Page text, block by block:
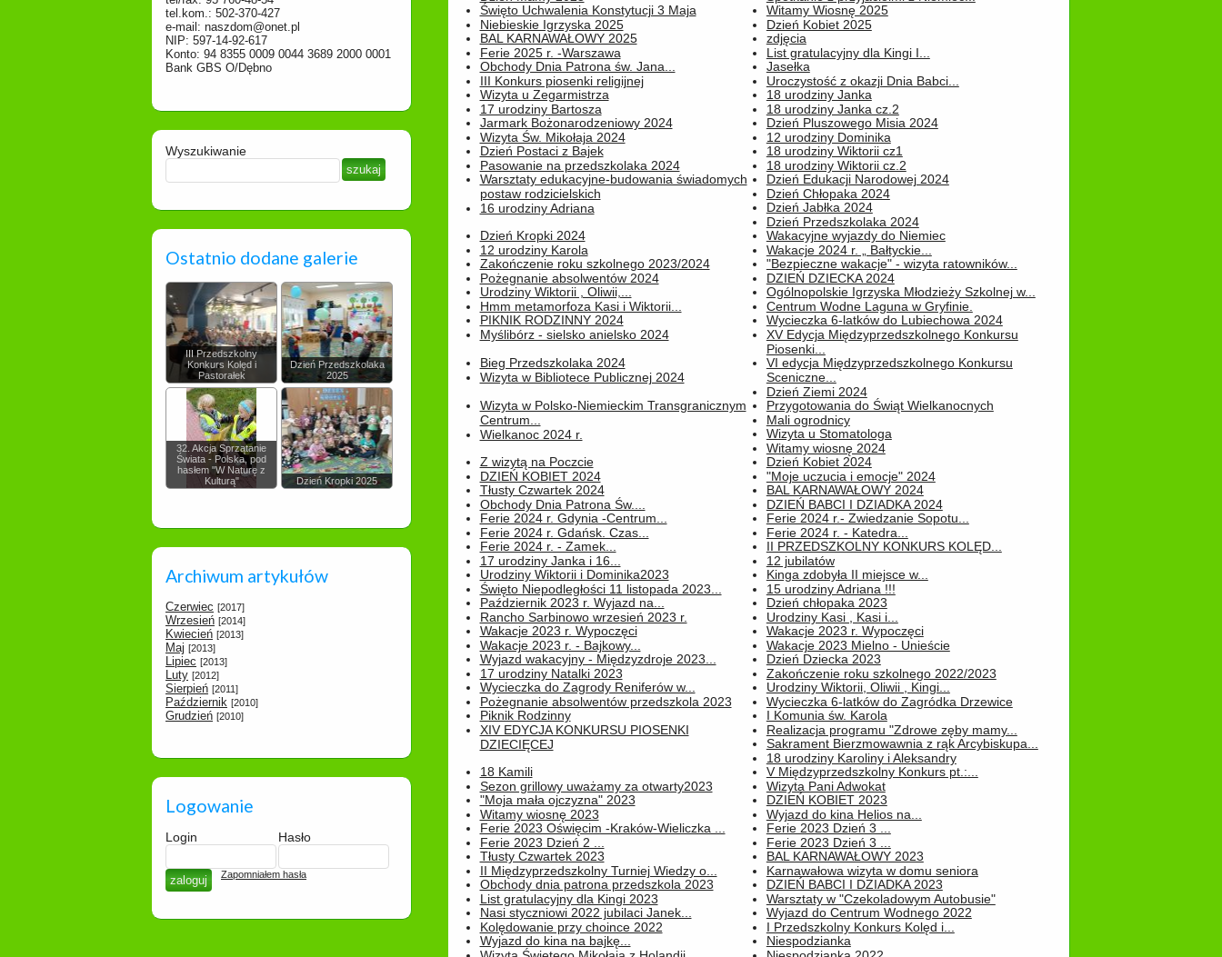
tel.kom.: 502-370-427
e-mail: naszdom@onet.pl
NIP: 597-14-92-617
Konto: 94 8355 0009 0044 3689 2000 0001
Bank GBS O/Dębno
Wyszukiwanie
Ostatnio dodane galerie
III Przedszkolny
Konkurs Kolęd i
Pastorałek
Dzień Przedszkolaka
2025
32. Akcja Sprzątanie
Świata - Polska, pod
hasłem "W Naturę z
Kulturą"
Dzień Kropki 2025
Archiwum artykułów
Czerwiec [2017]
Wrzesień [2014]
Kwiecień [2013]
Maj [2013]
Lipiec [2013]
Luty [2012]
Sierpień [2011]
Październik [2010]
Grudzień [2010]
Logowanie
Login Hasło
Zapomniałem hasła
Święto Uchwalenia Konstytucji 3 Maja
Niebieskie Igrzyska 2025
Witamy Wiosnę 2025
Dzień Kobiet 2025
BAL KARNAWAŁOWY 2025
Ferie 2025 r. -Warszawa
zdjęcia
List gratulacyjny dla Kingi I...
Obchody Dnia Patrona św. Jana...
III Konkurs piosenki religijnej
Jasełka
Uroczystość z okazji Dnia Babci...
Wizyta u Zegarmistrza
17 urodziny Bartosza
18 urodziny Janka
18 urodziny Janka cz.2
Jarmark Bożonarodzeniowy 2024
Wizyta Św. Mikołaja 2024
Dzień Pluszowego Misia 2024
12 urodziny Dominika
Dzień Postaci z Bajek
Pasowanie na przedszkolaka 2024
18 urodziny Wiktorii cz1
18 urodziny Wiktorii cz.2
Warsztaty edukacyjne-budowania świadomych
postaw rodzicielskich
16 urodziny Adriana
Dzień Edukacji Narodowej 2024
Dzień Chłopaka 2024
Dzień Jabłka 2024
Dzień Przedszkolaka 2024
Dzień Kropki 2024
12 urodziny Karola
Wakacyjne wyjazdy do Niemiec
Wakacje 2024 r. „ Bałtyckie...
Zakończenie roku szkolnego 2023/2024
Pożegnanie absolwentów 2024
"Bezpieczne wakacje" - wizyta ratowników...
DZIEŃ DZIECKA 2024
Urodziny Wiktorii , Oliwii,...
Hmm metamorfoza Kasi i Wiktorii...
Ogólnopolskie Igrzyska Młodzieży Szkolnej w...
Centrum Wodne Laguna w Gryfinie.
PIKNIK RODZINNY 2024
Myślibórz - sielsko anielsko 2024
Wycieczka 6-latków do Lubiechowa 2024
XV Edycja Międzyprzedszkolnego Konkursu
Piosenki...
Bieg Przedszkolaka 2024
Wizyta w Bibliotece Publicznej 2024
VI edycja Międzyprzedszkolnego Konkursu
Sceniczne...
Dzień Ziemi 2024
Wizyta w Polsko-Niemieckim Transgranicznym
Centrum...
Wielkanoc 2024 r.
Przygotowania do Świąt Wielkanocnych
Mali ogrodnicy
Wizyta u Stomatologa
Witamy wiosnę 2024
Z wizytą na Poczcie
DZIEŃ KOBIET 2024
Dzień Kobiet 2024
"Moje uczucia i emocje" 2024
Tłusty Czwartek 2024
Obchody Dnia Patrona Św....
BAL KARNAWAŁOWY 2024
DZIEŃ BABCI I DZIADKA 2024
Ferie 2024 r. Gdynia -Centrum...
Ferie 2024 r. Gdańsk. Czas...
Ferie 2024 r.- Zwiedzanie Sopotu...
Ferie 2024 r. - Katedra...
Ferie 2024 r. - Zamek...
17 urodziny Janka i 16...
II PRZEDSZKOLNY KONKURS KOLĘD...
12 jubilatów
Urodziny Wiktorii i Dominika2023
Święto Niepodległości 11 listopada 2023...
Kinga zdobyła II miejsce w...
15 urodziny Adriana !!!
Październik 2023 r. Wyjazd na...
Rancho Sarbinowo wrzesień 2023 r.
Dzień chłopaka 2023
Urodziny Kasi , Kasi i...
Wakacje 2023 r. Wypoczęci
Wakacje 2023 r. - Bajkowy...
Wakacje 2023 r. Wypoczęci
Wakacje 2023 Mielno - Unieście
Wyjazd wakacyjny - Międzyzdroje 2023...
17 urodziny Natalki 2023
Dzień Dziecka 2023
Zakończenie roku szkolnego 2022/2023
Wycieczka do Zagrody Reniferów w...
Pożegnanie absolwentów przedszkola 2023
Urodziny Wiktorii, Oliwii , Kingi...
Wycieczka 6-latków do Zagródka Drzewice
Piknik Rodzinny
XIV EDYCJA KONKURSU PIOSENKI
DZIECIĘCEJ
I Komunia św. Karola
Realizacja programu "Zdrowe zęby mamy...
Sakrament Bierzmowawnia z rąk Arcybiskupa...
18 urodziny Karoliny i Aleksandry
18 Kamili
Sezon grillowy uważamy za otwarty2023
V Międzyprzedszkolny Konkurs pt.:...
Wizyta Pani Adwokat
"Moja mała ojczyzna" 2023
Witamy wiosnę 2023
DZIEŃ KOBIET 2023
Wyjazd do kina Helios na...
Ferie 2023 Oświęcim -Kraków-Wieliczka ...
Ferie 2023 Dzień 2 ...
Ferie 2023 Dzień 3 ...
Ferie 2023 Dzień 3 ...
Tłusty Czwartek 2023
II Międzyprzedszkolny Turniej Wiedzy o...
BAL KARNAWAŁOWY 2023
Karnawałowa wizyta w domu seniora
Obchody dnia patrona przedszkola 2023
List gratulacyjny dla Kingi 2023
DZIEŃ BABCI I DZIADKA 2023
Warsztaty w "Czekoladowym Autobusie"
Nasi styczniowi 2022 jubilaci Janek...
Kolędowanie przy choince 2022
Wyjazd do Centrum Wodnego 2022
I Przedszkolny Konkurs Kolęd i...
Wyjazd do kina na bajkę...
Niespodzianka